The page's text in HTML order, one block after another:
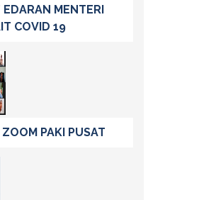
EDARAN MENTERI
COVID 19
ZOOM PAKI PUSAT